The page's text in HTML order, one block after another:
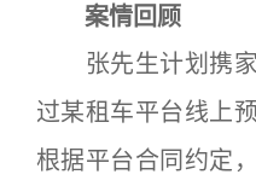
案情回顾
张先生计划携家
过某租车平台线上
根据平台合同约定